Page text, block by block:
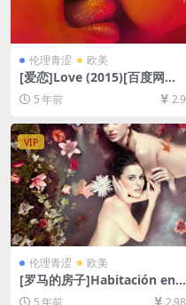
伦理青涩 欧美
[爱恋]Love (2015)[百度网盘
+夸克网盘+迅雷云盘资源1080
P超清][MP4/8.6GB][原声中
载防和谐压缩包（含解压密
码）】
5 年前 2.9
VIP
伦理青涩 欧美
[罗马的房子]Habitación en
Roma (2010)[百度网盘+迅雷